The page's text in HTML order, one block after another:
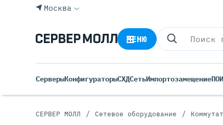
Москва
МЕНЮ
СерверыКонфигураторыСХДСетьИмпортозамещениеПО
СЕРВЕР МОЛЛ / Сетевое оборудование /